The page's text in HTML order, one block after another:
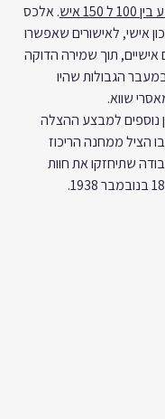
. אלכס
אישי, לאישורים שאפשרו
תוך שמירה הדוקה
הגבולות שהיו
שווא.
נוספים למבצע ההצלה
הציל ממחנה הריכוז
עבודה שתיחזקו את חוות